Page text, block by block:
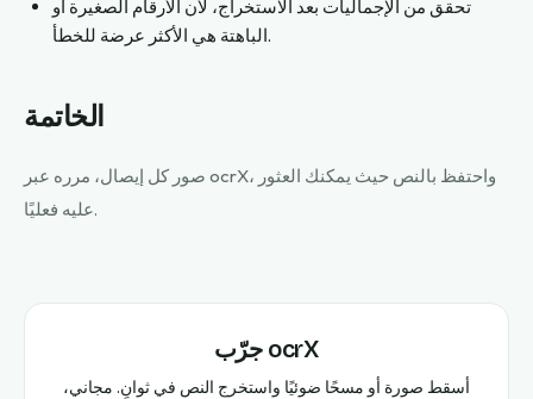
تحقق من الإجماليات بعد الاستخراج، لأن الأرقام الصغيرة أو
الباهتة هي الأكثر عرضة للخطأ.
الخاتمة
صور كل إيصال، مرره عبر ocrX، واحتفظ بالنص حيث يمكنك العثور
عليه فعليًا.
جرّب ocrX
أسقط صورة أو مسحًا ضوئيًا واستخرج النص في ثوانٍ. مجاني،